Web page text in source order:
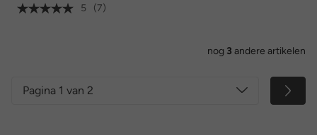
5
(7)
nog 3 andere artikelen
Pagina 1 van 2